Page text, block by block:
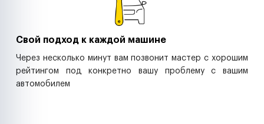
Свой подход к каждой машине
Через несколько минут вам позвонит мастер с хорошим
рейтингом под конкретно вашу проблему с вашим
автомобилем